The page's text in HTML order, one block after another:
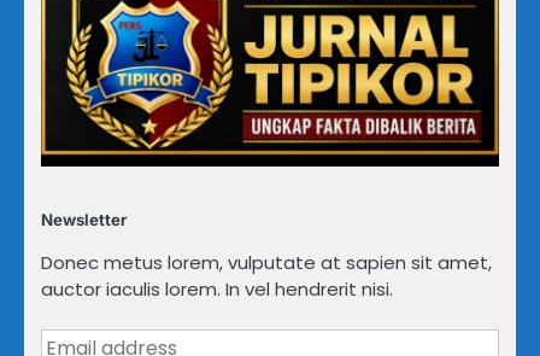
Newsletter
Donec metus lorem, vulputate at sapien sit amet,
auctor iaculis lorem. In vel hendrerit nisi.